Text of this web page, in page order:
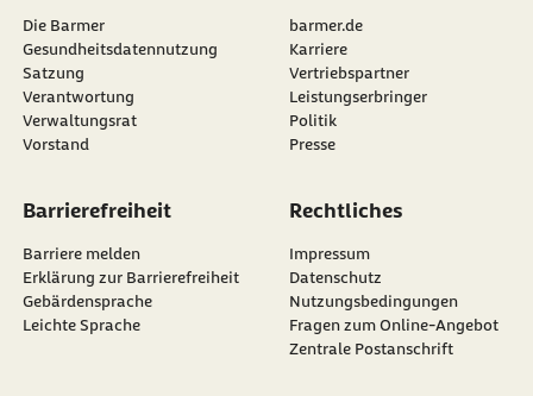
Die Barmer
Gesundheitsdatennutzung
Satzung
Verantwortung
Verwaltungsrat
Vorstand
barmer.de
Karriere
Vertriebspartner
Leistungserbringer
Politik
Presse
Barrierefreiheit
Barriere melden
Erklärung zur Barrierefreiheit
Gebärdensprache
Leichte Sprache
Rechtliches
Impressum
Datenschutz
Nutzungsbedingungen
Fragen zum Online-Angebot
Zentrale Postanschrift